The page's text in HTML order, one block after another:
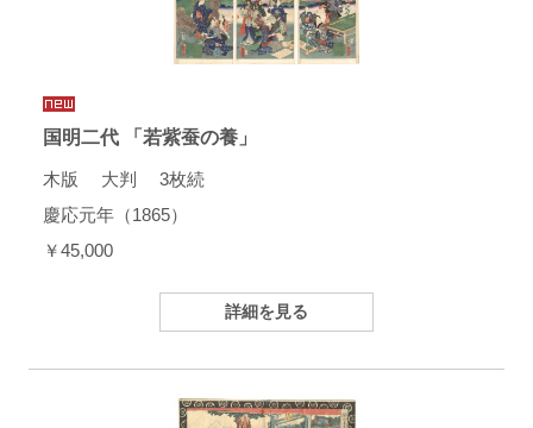
国明二代 「若紫蚕の養」
木版 大判 3枚続
慶応元年（1865）
￥45,000
詳細を見る